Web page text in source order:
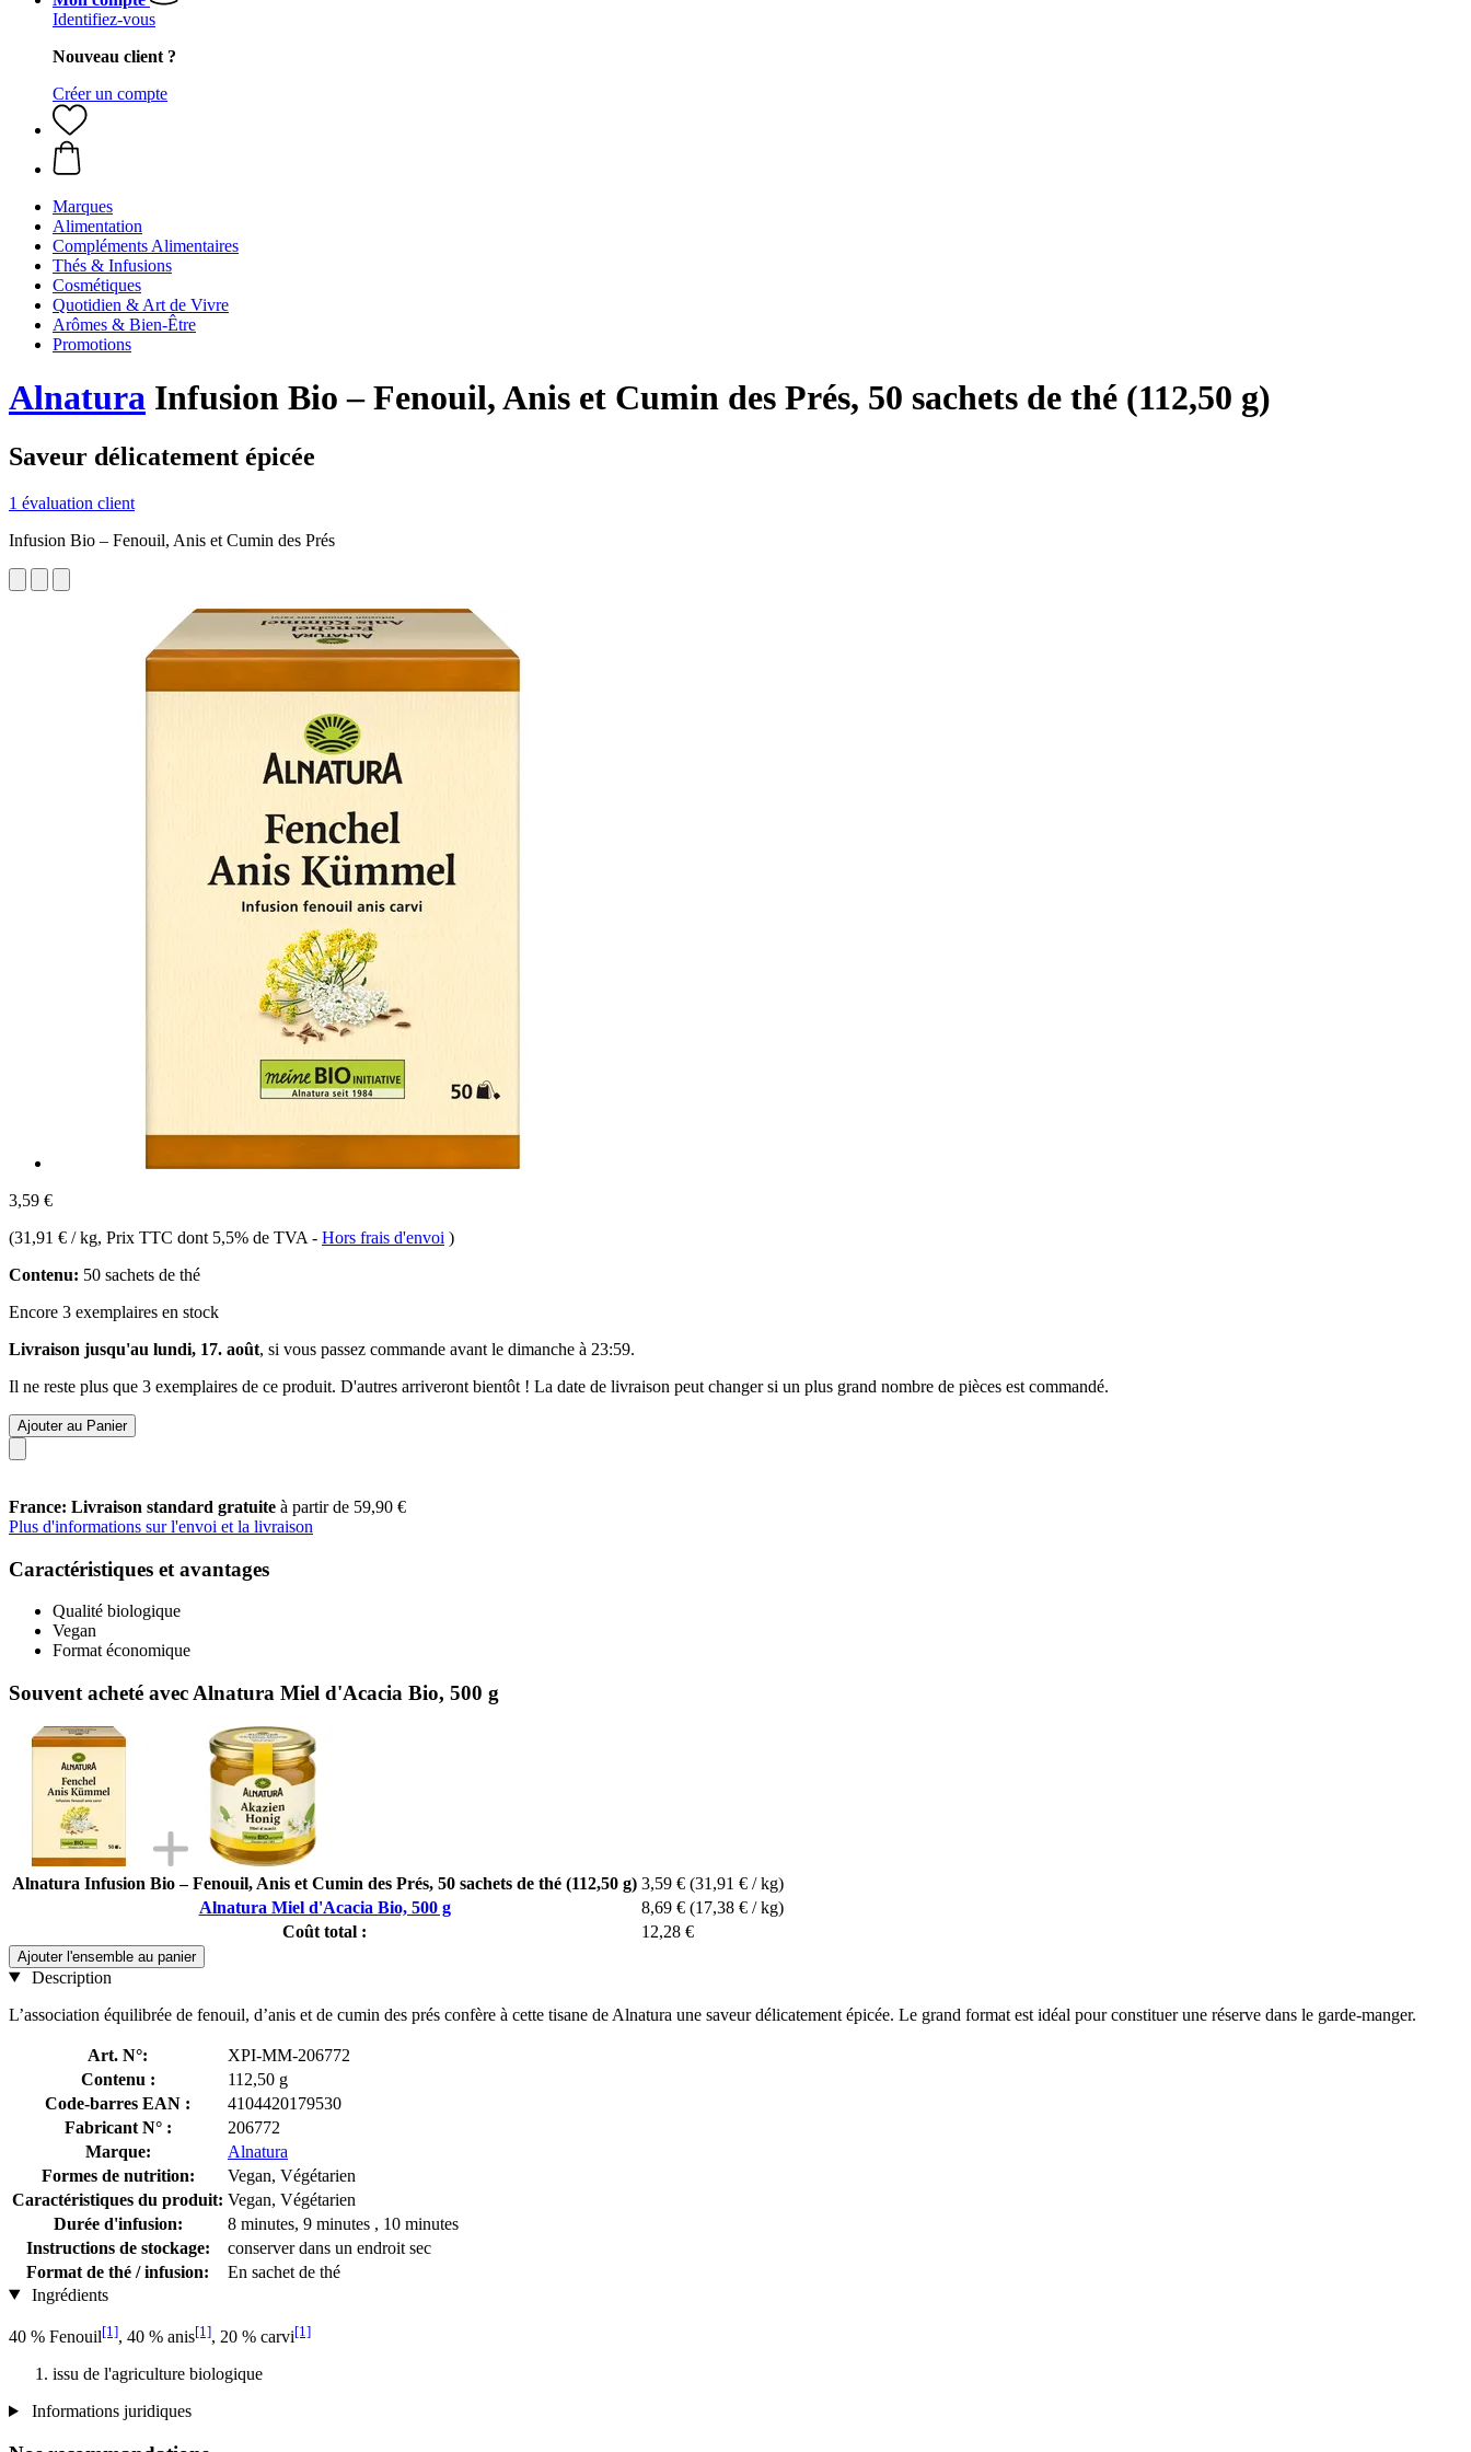
Identifiez-vous
Nouveau client ?
Créer un compte
Marques
Alimentation
Compléments Alimentaires
Thés & Infusions
Cosmétiques
Quotidien & Art de Vivre
Arômes & Bien-Être
Promotions
Alnatura Infusion Bio – Fenouil, Anis et Cumin des Prés, 50 sachets de thé (112,50 g)
Saveur délicatement épicée
1 évaluation client
Infusion Bio – Fenouil, Anis et Cumin des Prés
3,59 €
(31,91 € / kg, Prix TTC dont 5,5% de TVA - Hors frais d'envoi )
Contenu: 50 sachets de thé
Encore 3 exemplaires en stock
Livraison jusqu'au lundi, 17. août, si vous passez commande avant le dimanche à 23:59.
Il ne reste plus que 3 exemplaires de ce produit. D'autres arriveront bientôt ! La date de livraison peut changer si un plus grand nombre de pièces est commandé.
Ajouter au Panier
France: Livraison standard gratuite à partir de 59,90 €
Plus d'informations sur l'envoi et la livraison
Caractéristiques et avantages
Qualité biologique
Vegan
Format économique
Souvent acheté avec Alnatura Miel d'Acacia Bio, 500 g
Alnatura Infusion Bio – Fenouil, Anis et Cumin des Prés, 50 sachets de thé (112,50 g) 3,59 € (31,91 € / kg)
Alnatura Miel d'Acacia Bio, 500 g
8,69 € (17,38 € / kg)
Coût total :
12,28 €
Ajouter l'ensemble au panier
Description
L’association équilibrée de fenouil, d’anis et de cumin des prés confère à cette tisane de Alnatura une saveur délicatement épicée. Le grand format est idéal pour constituer une réserve dans le garde-manger.
Art. N°:
XPI-MM-206772
Contenu :
112,50 g
Code-barres EAN :
4104420179530
Fabricant N° :
206772
Marque:
Alnatura
Formes de nutrition:
Vegan, Végétarien
Caractéristiques du produit: Vegan, Végétarien
Durée d'infusion:
8 minutes, 9 minutes , 10 minutes
Instructions de stockage:
conserver dans un endroit sec
Format de thé / infusion:
En sachet de thé
Ingrédients
40 % Fenouil[1], 40 % anis[1], 20 % carvi[1]
issu de l'agriculture biologique
Informations juridiques